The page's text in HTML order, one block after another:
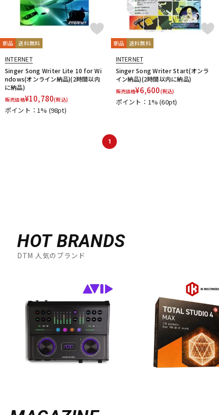
新品 送料無料
INTERNET
Singer Song Writer Lite 10 for Wi
ndows(オンライン納品)(2時間以内
に納品)
販売価格¥10,780(税込)
ポイント：1% (98pt)
新品 送料無料
INTERNET
Singer Song Writer Start(オンラ
イン納品)(2時間以内に納品)
販売価格¥6,600(税込)
ポイント：1%(60pt)
1
HOT BRANDS
DTM 人気のブランド